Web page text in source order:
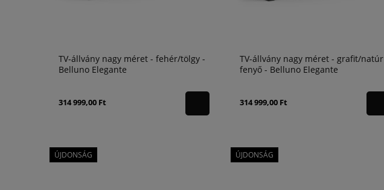
TV-állvány nagy méret - fehér/tölgy -
Belluno Elegante
314 999,00 Ft
TV-állvány nagy méret - grafit/natúr
fenyő - Belluno Elegante
314 999,00 Ft
ÚJDONSÁG ÚJDONSÁG